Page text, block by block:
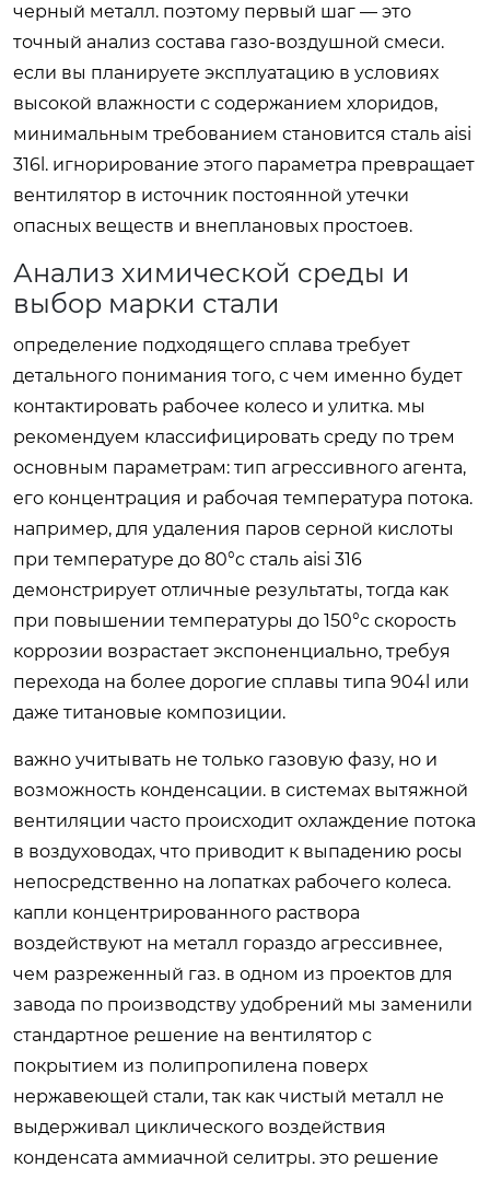
черный металл. поэтому первый шаг — это
точный анализ состава газо-воздушной смеси.
если вы планируете эксплуатацию в условиях
высокой влажности с содержанием хлоридов,
минимальным требованием становится сталь aisi
316l. игнорирование этого параметра превращает
вентилятор в источник постоянной утечки
опасных веществ и внеплановых простоев.
Анализ химической среды и
выбор марки стали
определение подходящего сплава требует
детального понимания того, с чем именно будет
контактировать рабочее колесо и улитка. мы
рекомендуем классифицировать среду по трем
основным параметрам: тип агрессивного агента,
его концентрация и рабочая температура потока.
например, для удаления паров серной кислоты
при температуре до 80°c сталь aisi 316
демонстрирует отличные результаты, тогда как
при повышении температуры до 150°c скорость
коррозии возрастает экспоненциально, требуя
перехода на более дорогие сплавы типа 904l или
даже титановые композиции.
важно учитывать не только газовую фазу, но и
возможность конденсации. в системах вытяжной
вентиляции часто происходит охлаждение потока
в воздуховодах, что приводит к выпадению росы
непосредственно на лопатках рабочего колеса.
капли концентрированного раствора
воздействуют на металл гораздо агрессивнее,
чем разреженный газ. в одном из проектов для
завода по производству удобрений мы заменили
стандартное решение на вентилятор с
покрытием из полипропилена поверх
нержавеющей стали, так как чистый металл не
выдерживал циклического воздействия
конденсата аммиачной селитры. это решение